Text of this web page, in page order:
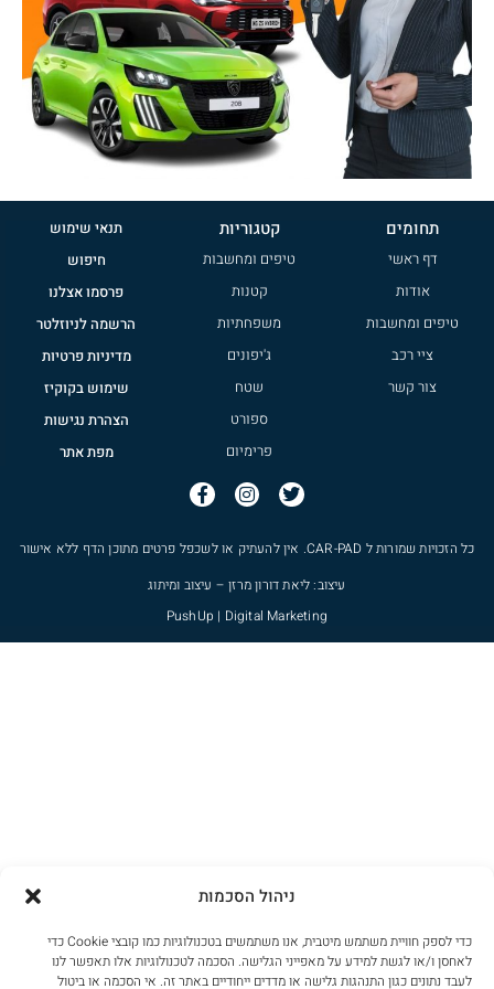
ניהול הסכמות
כדי לספק חוויית משתמש מיטבית, אנו משתמשים בטכנולוגיות כמו קובצי Cookie כדי
לאחסן ו/או לגשת למידע על מאפייני הגלישה. הסכמה לטכנולוגיות אלו תאפשר לנו
לעבד נתונים כגון התנהגות גלישה או מדדים ייחודיים באתר זה. אי הסכמה או ביטול
תחומים
דף ראשי
אודות
טיפים ומחשבות
ציי רכב
צור קשר
קטגוריות
טיפים ומחשבות
קטנות
משפחתיות
ג'יפונים
שטח
ספורט
פרימיום
תנאי שימוש
חיפוש
פרסמו אצלנו
הרשמה לניוזלטר
מדיניות פרטיות
שימוש בקוקיז
הצהרת נגישות
מפת אתר
כל הזכויות שמורות ל CAR-PAD. אין להעתיק או לשכפל פרטים מתוכן הדף ללא אישור
עיצוב: ליאת דורון מרזן – עיצוב ומיתוג
PushUp | Digital Marketing